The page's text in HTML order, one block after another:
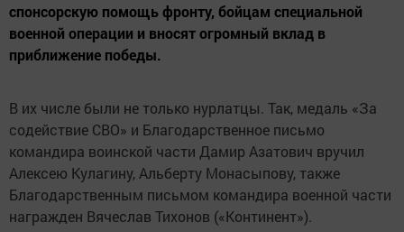
спонсорскую помощь фронту, бойцам специальной
военной операции и вносят огромный вклад в
приближение победы.
В их числе были не только нурлатцы. Так, медаль «За
содействие СВО» и Благодарственное письмо
командира воинской части Дамир Азатович вручил
Алексею Кулагину, Альберту Монасыпову, также
Благодарственным письмом командира военной части
награжден Вячеслав Тихонов («Континент»).